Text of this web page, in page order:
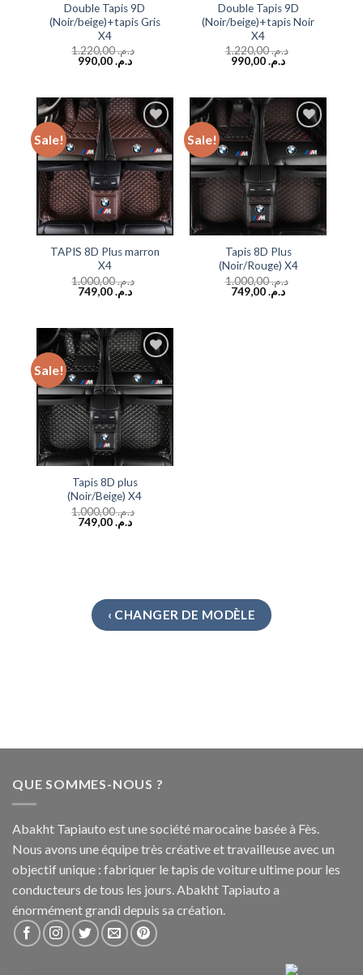
Double Tapis 9D
(Noir/beige)+tapis Gris
X4
د.م.1.220,00
د.م.990,00
Double Tapis 9D
(Noir/beige)+tapis Noir
X4
د.م.1.220,00
د.م.990,00
Sale!
Add to
wishlist
TAPIS 8D Plus marron
X4
د.م.1.000,00
د.م.749,00
Sale!
Add to
wishlist
Tapis 8D Plus
(Noir/Rouge) X4
د.م.1.000,00
د.م.749,00
Sale!
Add to
wishlist
Tapis 8D plus
(Noir/Beige) X4
د.م.1.000,00
د.م.749,00
‹ CHANGER DE MODÈLE
QUE SOMMES-NOUS ?
Abakht Tapiauto est une société marocaine basée à Fès.
Nous avons une équipe très créative et travailleuse avec un
objectif unique : fabriquer le tapis de voiture ultime pour les
conducteurs de tous les jours. Abakht Tapiauto a
énormément grandi depuis sa création.